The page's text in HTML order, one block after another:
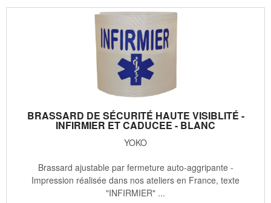
BRASSARD DE SÉCURITÉ HAUTE VISIBLITÉ -
INFIRMIER ET CADUCEE - BLANC
YOKO
Brassard ajustable par fermeture auto-aggripante -
Impression réalisée dans nos ateliers en France, texte
"INFIRMIER" ...